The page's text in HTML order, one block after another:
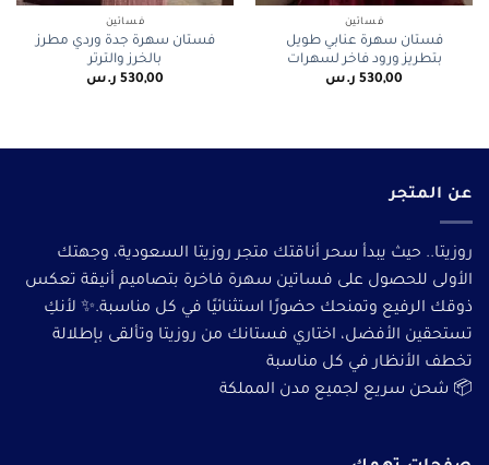
فساتين
فستان سهرة عنابي طويل
بتطريز ورود فاخر لسهرات
530,00 ر.س
فساتين
فستان سهرة جدة وردي مطرز
بالخرز والترتر
530,00 ر.س
عن المتجر
روزيتا.. حيث يبدأ سحر أناقتك متجر روزيتا السعودية، وجهتك
الأولى للحصول على فساتين سهرة فاخرة بتصاميم أنيقة تعكس
ذوقك الرفيع وتمنحك حضورًا استثنائيًا في كل مناسبة.✨ لأنكِ
تستحقين الأفضل، اختاري فستانك من روزيتا وتألقى بإطلالة
تخطف الأنظار في كل مناسبة
📦 شحن سريع لجميع مدن المملكة